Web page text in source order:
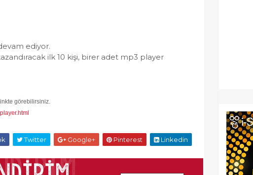
ediyor.
ilk 10 kişi, birer adet mp3 player
görebilirsiniz.
Twitter Google+ Pinterest Linkedin